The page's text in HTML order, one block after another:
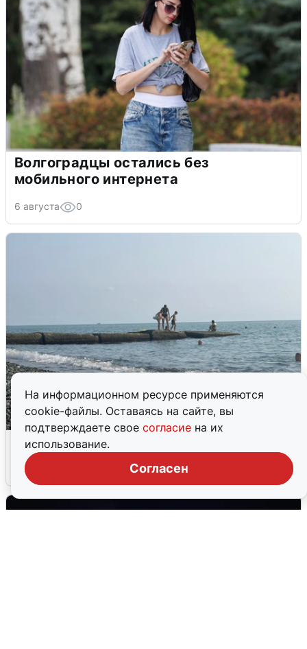
На информационном ресурсе применяются
cookie-файлы. Оставаясь на сайте, вы
подтверждаете свое согласие на их
использование.
Согласен
Волгоградцы остались без
мобильного интернета
6 августа 0
Сирены в Сочи: новая угроза БПЛА
6 августа